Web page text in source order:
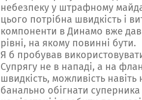
небезпеку у штрафному
цього потрібна швидкість і
компоненти в Динамо вже
рівні, на якому повинні бути.
Я б пробував
Супрягу не в нападі, а на
швидкість, можливість навіть
банально обігнати